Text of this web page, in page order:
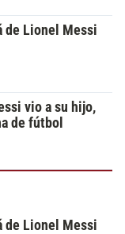
de Lionel Messi
vio a su hijo,
de fútbol
de Lionel Messi